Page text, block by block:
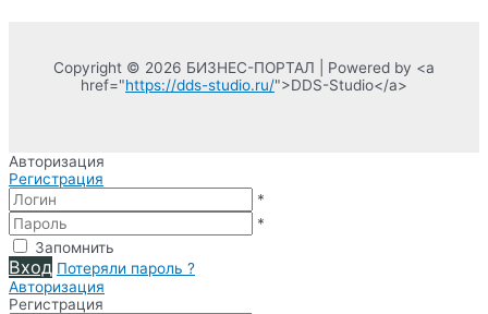
Copyright © 2026 БИЗНЕС-ПОРТАЛ | Powered by <a
href="https://dds-studio.ru/">DDS-Studio</a>
Авторизация
Регистрация
*
*
Запомнить
Вход Потеряли пароль ?
Авторизация
Регистрация